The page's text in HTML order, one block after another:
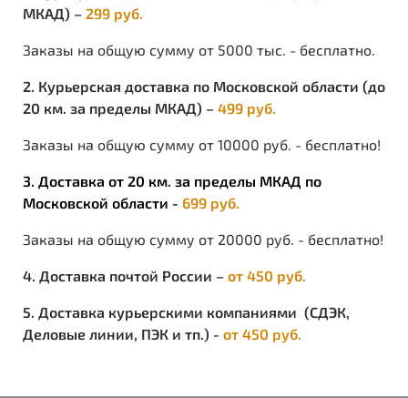
МКАД) – 299 руб.
Заказы на общую сумму от 5000 тыс. - бесплатно.
2. Курьерская доставка по Московской области (до
20 км. за пределы МКАД) – 499 руб.
Заказы на общую сумму от 10000 руб. - бесплатно!
3. Доставка от 20 км. за пределы МКАД по
Московской области - 699 руб.
Заказы на общую сумму от 20000 руб. - бесплатно!
4. Доставка почтой России – от 450 руб.
5. Доставка курьерскими компаниями (СДЭК,
Деловые линии, ПЭК и тп.) - от 450 руб.